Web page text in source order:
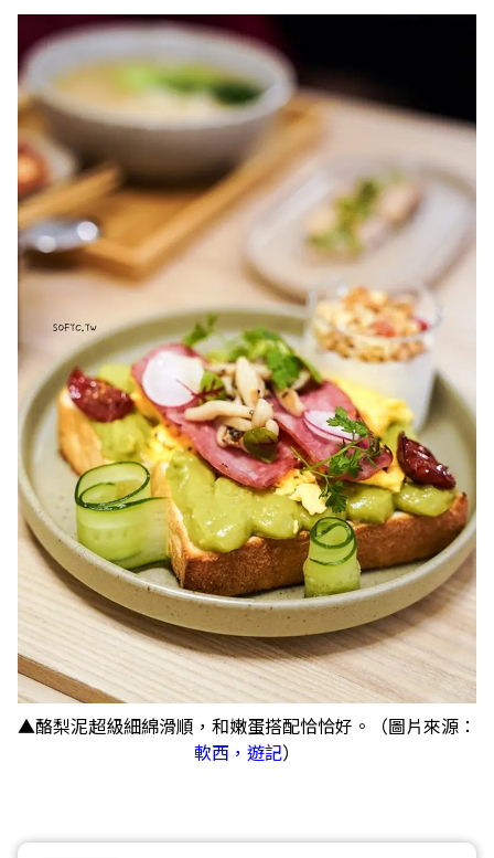
▲酪梨泥超級細綿滑順，和嫩蛋搭配恰恰好。（圖片來源：
軟西，遊記）